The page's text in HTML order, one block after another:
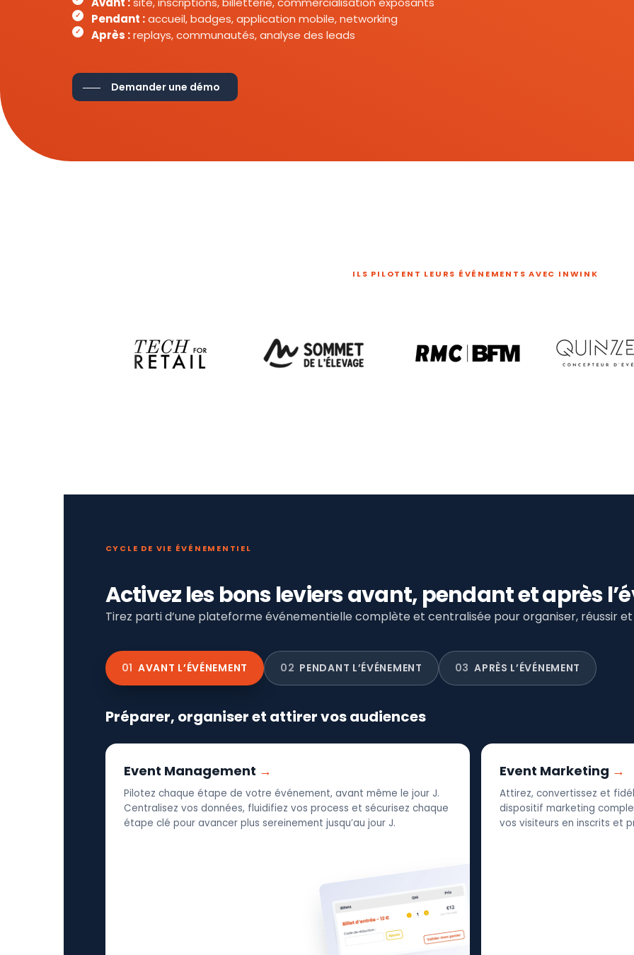
Pendant :accueil, badges, application mobile, networking
Après :replays, communautés, analyse des leads
Demander une démo
ILS PILOTENT LEURS ÉVÉNEMENTS AVEC INWINK
CYCLE DE VIE ÉVÉNEMENTIEL
Activez les bons leviers avant, pendant et après
Tirez parti d’une plateforme événementielle complète et centralisée pour organiser, réussir
01 AVANT L’ÉVÉNEMENT 02 PENDANT L’ÉVÉNEMENT 03 APRÈS L’ÉVÉNEMENT
Préparer, organiser et attirer vos audiences
Event Management
Pilotez chaque étape de votre événement, avant même le jour J.
Centralisez vos données, fluidifiez vos process et sécurisez chaque
étape clé pour avancer plus sereinement jusqu’au jour J.
Event Marketing
Attirez, convertissez et
dispositif marketing
vos visiteurs en inscrits et